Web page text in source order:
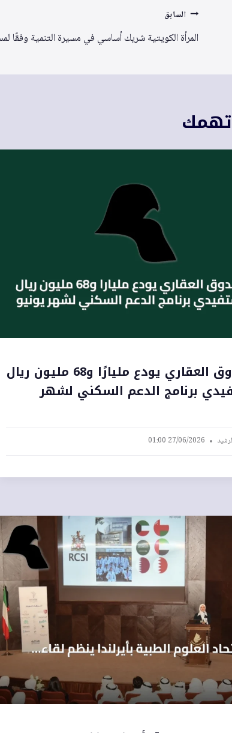
تصفّح
المقالات
السابق
المرأة الكويتية شريك أساسي في مسيرة التنمية وفقًا
تهمك
الصندوق العقاري يودع مليارًا و68 مليون ريال
برنامج الدعم السكني لشهر
27/06/2026 01:00